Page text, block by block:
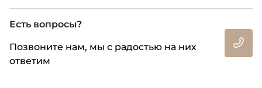
Есть вопросы?
Позвоните нам, мы с радостью на них
ответим